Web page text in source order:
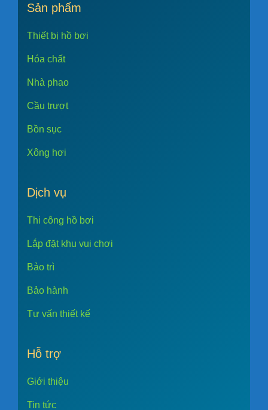
Sản phẩm
Thiết bị hồ bơi
Hóa chất
Nhà phao
Cầu trượt
Bồn sục
Xông hơi
Dịch vụ
Thi công hồ bơi
Lắp đặt khu vui chơi
Bảo trì
Bảo hành
Tư vấn thiết kế
Hỗ trợ
Giới thiệu
Tin tức